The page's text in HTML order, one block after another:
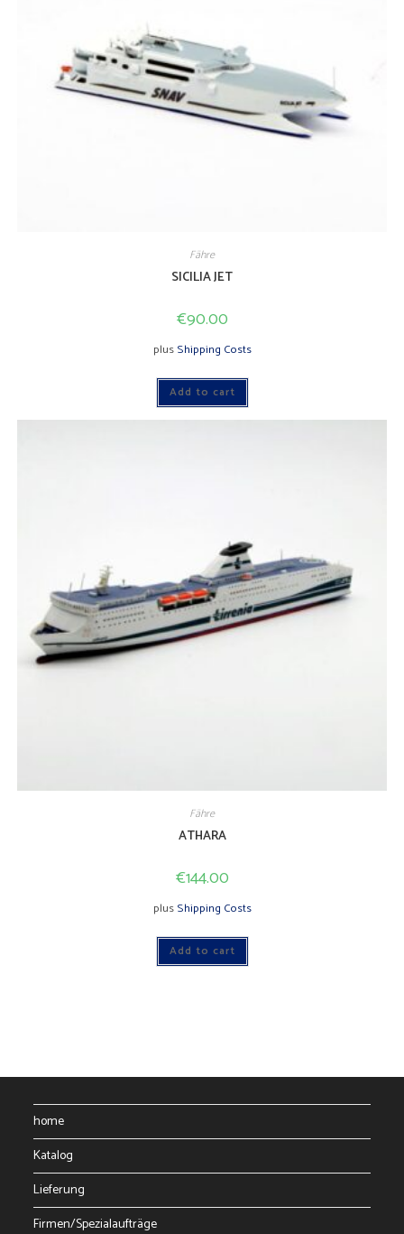
Fähre
SICILIA JET
€90.00
plusShipping Costs
Add to cart
Fähre
ATHARA
€144.00
plusShipping Costs
Add to cart
home
Katalog
Lieferung
Firmen/Spezialaufträge